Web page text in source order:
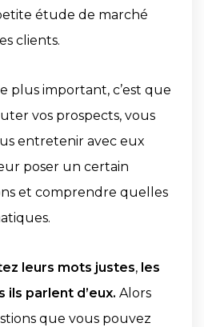
étude de marché
clients.
plus important, c’est que
vos prospects, vous
entretenir avec eux
poser un certain
et comprendre quelles
leurs mots justes, les
ils parlent d’eux. Alors
que vous pouvez